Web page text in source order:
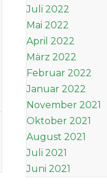
Juli 2022
Mai 2022
April 2022
März 2022
Februar 2022
Januar 2022
November 2021
Oktober 2021
August 2021
Juli 2021
Juni 2021